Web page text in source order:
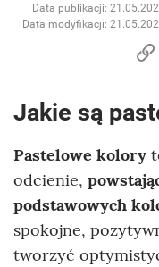
Data publikacji:
Data modyfikacji:
Jakie są
Pastelowe kolory
odcienie,
podstawowych
spokojne,
tworzyć